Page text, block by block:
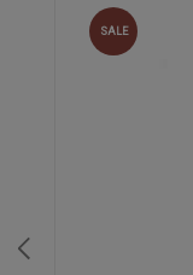
SALE